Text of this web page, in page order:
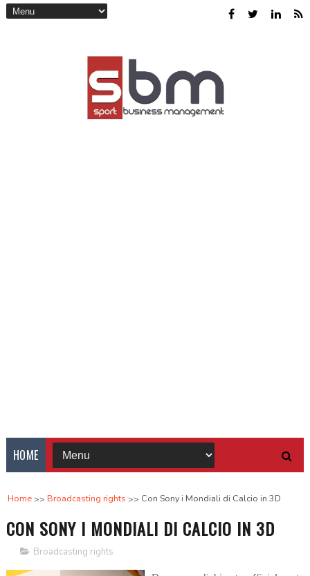
HOME
Home Broadcasting rights Con Sony i Mondiali di Calcio in 3D
CON SONY I MONDIALI DI CALCIO IN 3D
Broadcasting rights